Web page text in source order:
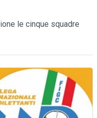
le cinque squadre